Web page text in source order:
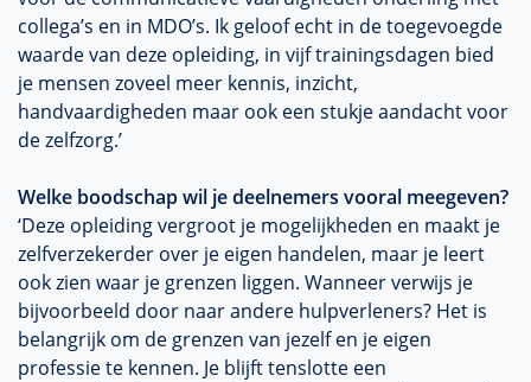
collega’s en in MDO’s. Ik geloof echt in de toegevoegde
waarde van deze opleiding, in vijf trainingsdagen bied
je mensen zoveel meer kennis, inzicht,
handvaardigheden maar ook een stukje aandacht voor
de zelfzorg.’
Welke boodschap wil je deelnemers vooral meegeven?
‘Deze opleiding vergroot je mogelijkheden en maakt je
zelfverzekerder over je eigen handelen, maar je leert
ook zien waar je grenzen liggen. Wanneer verwijs je
bijvoorbeeld door naar andere hulpverleners? Het is
belangrijk om de grenzen van jezelf en je eigen
professie te kennen. Je blijft tenslotte een